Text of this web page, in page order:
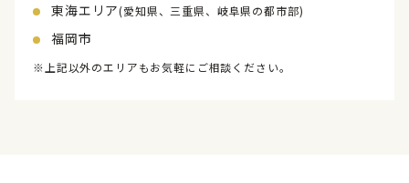
東海エリア(愛知県、三重県、岐阜県の都市部)
福岡市
※上記以外のエリアもお気軽にご相談ください。